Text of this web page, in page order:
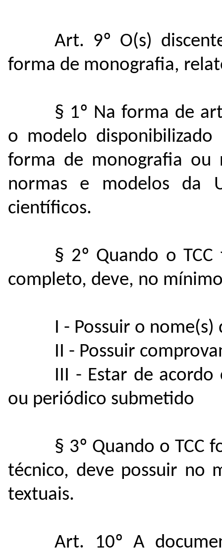
Art. 9º O(s)
forma de monografia,
§ 1º Na forma de
o modelo
forma de monografia ou
normas e modelos da
científicos.
§ 2º Quando o
completo, deve, no
I - Possuir o
II - Possuir
III - Estar de acordo
ou periódico submetido
§ 3º Quando o TCC
técnico, deve possuir no
textuais.
Art. 10º A